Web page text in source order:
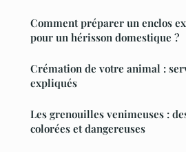
Comment préparer un enclos
pour un hérisson domestique ?
Crémation de votre animal :
expliqués
Les grenouilles venimeuses :
colorées et dangereuses